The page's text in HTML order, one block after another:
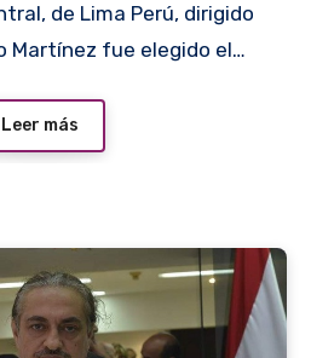
Martínez fue elegido el…
Leer más